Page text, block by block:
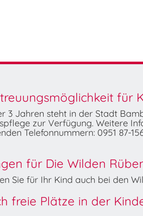
für
3 Jahren steht in der Stadt
zur Verfügung. Weitere
Telefonnummern: 0951 87-
für Die Wilden
Sie für Ihr Kind auch bei den
freie Plätze in der